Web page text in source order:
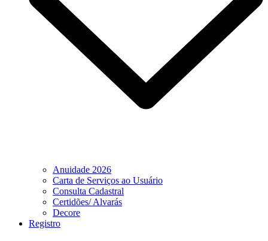
Anuidade 2026
Carta de Serviços ao Usuário
Consulta Cadastral
Certidões/ Alvarás
Decore
Registro